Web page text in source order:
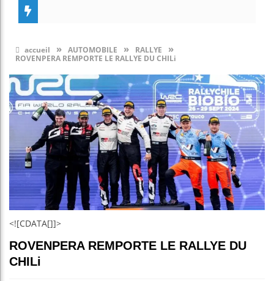
accueil » AUTOMOBILE » RALLYE »
ROVENPERA REMPORTE LE RALLYE DU CHILi
<![CDATA[]]>
ROVENPERA REMPORTE LE RALLYE DU
CHILi